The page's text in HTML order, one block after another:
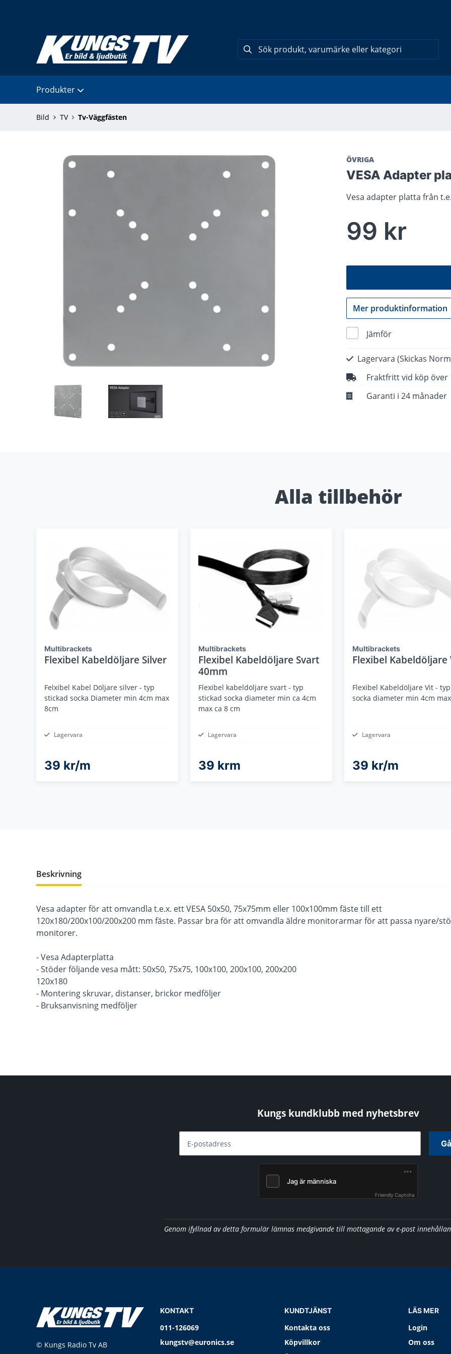
Produkter
Bild TV Tv-Väggfästen
ÖVRIGA
VESA Adapter
Vesa adapter platta från
99 kr
Mer produktinformation
Jämför
Lagervara (Skickas
Fraktfritt vid köp över
Garanti i 24 månader
Alla tillbehör
Multibrackets
Flexibel Kabeldöljare Silver
Felxibel Kabel Döljare silver - typ
stickad socka Diameter min 4cm max
8cm
Lagervara
39 kr/m
Multibrackets
Flexibel Kabeldöljare Svart
40mm
Flexibel kabeldöljare svart - typ
stickad socka diameter min ca 4cm
max ca 8 cm
Lagervara
39 krm
Multibrackets
Flexibel Kabeldöljare
Flexibel Kabeldöljare Vit -
socka diameter min 4cm
Lagervara
39 kr/m
Beskrivning
Vesa adapter för att omvandla t.e.x. ett VESA 50x50, 75x75mm eller 100x100mm fäste till ett
120x180/200x100/200x200 mm fäste. Passar bra för att omvandla äldre monitorarmar för att passa nyare/
monitorer.
- Vesa Adapterplatta
- Stöder följande vesa mått: 50x50, 75x75, 100x100, 200x100, 200x200
120x180
- Montering skruvar, distanser, brickor medföljer
- Bruksanvisning medföljer
Kungs kundklubb med nyhetsbrev
E-postadress
Friendly Captcha
Genom ifyllnad av detta formulär lämnas medgivande till mottagande av e-post
© Kungs Radio Tv AB
KONTAKT
011-126069
kungstv@euronics.se
KUNDTJÄNST
Kontakta oss
Köpvillkor
LÄS MER
Login
Om oss